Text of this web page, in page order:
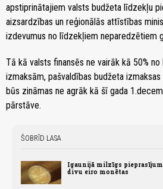
apstiprinātajiem valsts budžeta līdzekļu
aizsardzības un reģionālās attīstības
izdevumus no līdzekļiem neparedzētiem
Tā kā valsts finansēs ne vairāk kā 50%
izmaksām, pašvaldības budžeta
būs zināmas ne agrāk kā šī gada
pārstāve.
ŠOBRĪD LASA
Igaunijā milzīgs
divu eiro monētas